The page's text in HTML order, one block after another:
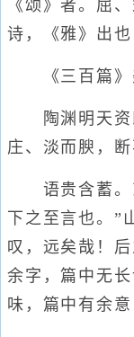
《颂》者。屈
诗，《雅》出也
《三百篇》
陶渊明天资
庄、淡而腴，断
语贵含蓄。
下之至言也。
叹，远矣哉！
余字，篇中无
味，篇中有余意